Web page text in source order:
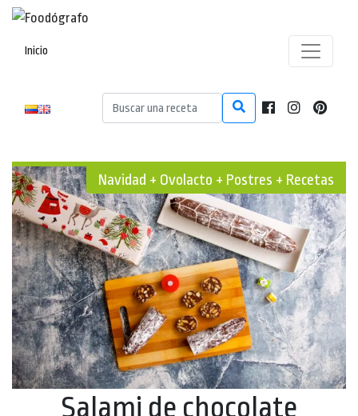
Inicio
Navidad + Ovolacto + Postres + Recetas
Salami de chocolate